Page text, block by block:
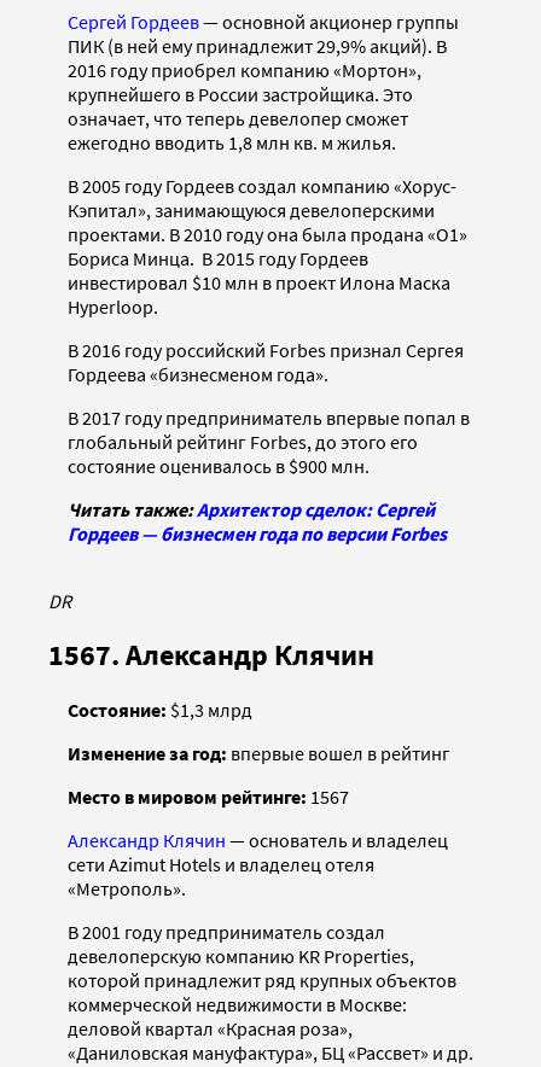
Сергей Гордеев— основной акционер группы
ПИК (в ней ему принадлежит 29,9% акций). В
2016 году приобрел компанию «Мортон»,
крупнейшего в России застройщика. Это
означает, что теперь девелопер сможет
ежегодно вводить 1,8 млн кв. м жилья.
В 2005 году Гордеев создал компанию «Хорус-
Кэпитал», занимающуюся девелоперскими
проектами. В 2010 году она была продана «О1»
Бориса Минца. В 2015 году Гордеев
инвестировал $10 млн в проект Илона Маска
Hyperloop.
В 2016 году российский Forbes признал Сергея
Гордеева «бизнесменом года».
В 2017 году предприниматель впервые попал в
глобальный рейтинг Forbes, до этого его
состояние оценивалось в $900 млн.
Читать также:Архитектор сделок: Сергей
Гордеев — бизнесмен года по версии Forbes
DR
1567. Александр Клячин
Состояние: $1,3 млрд
Изменение за год: впервые вошел в рейтинг
Место в мировом рейтинге: 1567
Александр Клячин — основатель и владелец
сети Azimut Hotels и владелец отеля
«Метрополь».
В 2001 году предприниматель создал
девелоперскую компанию KR Properties,
которой принадлежит ряд крупных объектов
коммерческой недвижимости в Москве:
деловой квартал «Красная роза»,
«Даниловская мануфактура», БЦ «Рассвет» и др.